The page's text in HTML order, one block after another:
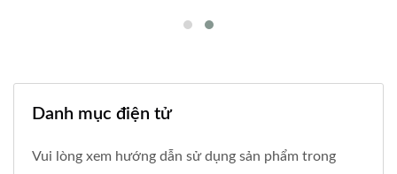
Danh mục điện tử
Vui lòng xem hướng dẫn sử dụng sản phẩm trong